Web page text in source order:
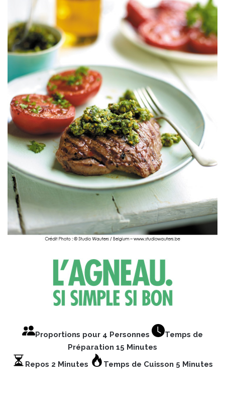
Proportions pour 4 Personnes
Temps de
Préparation 15 Minutes
Repos 2 Minutes
Temps de Cuisson 5 Minutes